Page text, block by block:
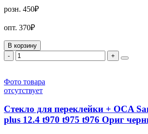
розн. 450₽
опт. 370₽
В корзину
-
+
Фото товара
отсутствует
Стекло для переклейки + OCA
plus 12.4 t970 t975 t976 Ориг